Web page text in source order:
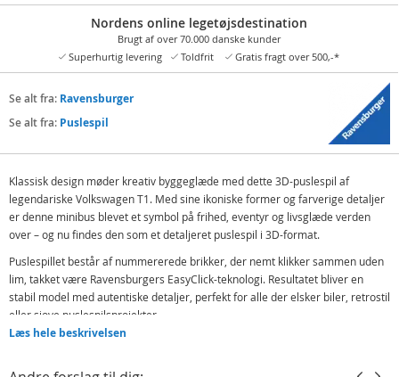
Nordens online legetøjsdestination
Brugt af over 70.000 danske kunder
Superhurtig levering
Toldfrit Gratis fragt over 500,-*
Se alt fra: Ravensburger
Se alt fra: Puslespil
Klassisk design møder kreativ byggeglæde med dette 3D-puslespil af
legendariske Volkswagen T1. Med sine ikoniske former og farverige detaljer
er denne minibus blevet et symbol på frihed, eventyr og livsglæde verden
over – og nu findes den som et detaljeret puslespil i 3D-format.
Puslespillet består af nummererede brikker, der nemt klikker sammen uden
lim, takket være Ravensburgers EasyClick-teknologi. Resultatet bliver en
stabil model med autentiske detaljer, perfekt for alle der elsker biler, retrostil
eller sjove puslespilsprojekter.
Indeholder:
Læs hele beskrivelsen